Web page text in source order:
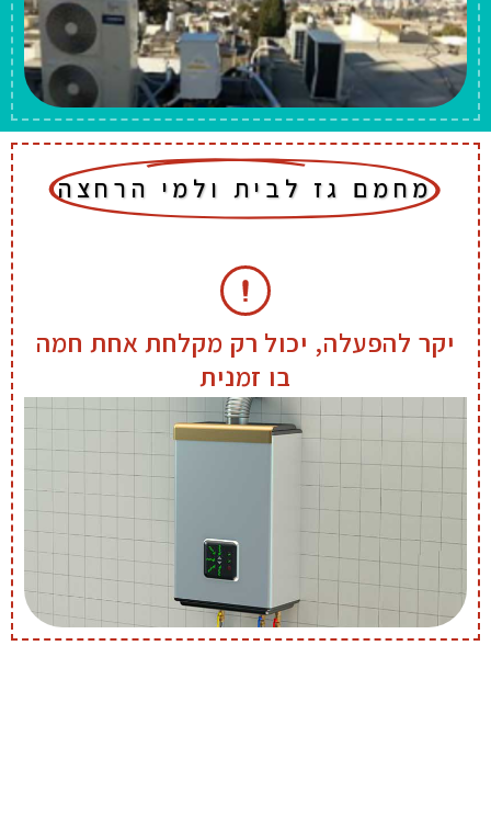
מחמם גז לבית ולמי הרחצה
יקר להפעלה, יכול רק מקלחת אחת חמה
בו זמנית
עלות הפעלה שנתית למי מקלחת
כ-1650 ₪.
עלות הפעלה ההסקה לחורף כ-4500